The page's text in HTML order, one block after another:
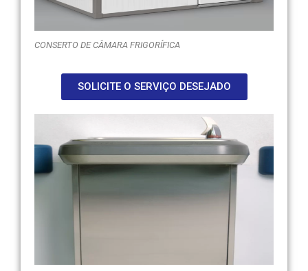
CONSERTO DE CÂMARA FRIGORÍFICA
SOLICITE O SERVIÇO DESEJADO